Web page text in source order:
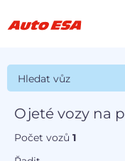
Hledat vůz
Ojeté vozy na
Počet vozů1